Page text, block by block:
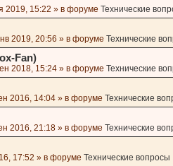
2019, 15:22 » в форуме Технические
2019, 20:56 » в форуме Технические
Fan)
2018, 15:24 » в форуме Технические
2016, 14:04 » в форуме Технические
2016, 21:18 » в форуме Технические
17:52 » в форуме Технические вопросы